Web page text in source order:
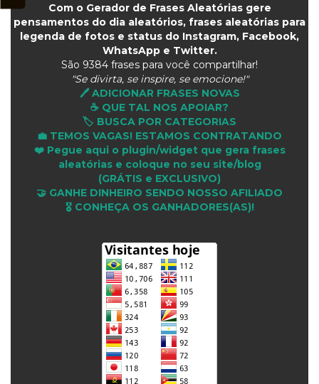
Com o Gerador de Frases Aleatórias gere
pensamentos do dia aleatórios, frases aleatórias para
legenda de fotos e status do Instagram, Facebook,
WhatsApp e Twitter.
São 9384 frases para você compartilhar!
"Se divirta, se inspire, se emocione!"
🖊️ ADICIONAR FRASES NOVAS
☕ QUE TAL NOS APOIAR?
🏷️ BUSCA POR CATEGORIAS
💼 TEMOS VAGAS! ESTAMOS CONTRATANDO
❤️ Pegue aqui o plugin/widget que gera frases
aleatórias e coloque no seu site/blog
(GRÁTIS e EXCLUSIVO)
🤝 GANHE DINHEIRO SENDO NOSSO AFILIADO
🎖 CONHEÇA OS GANHADORES(AS)!